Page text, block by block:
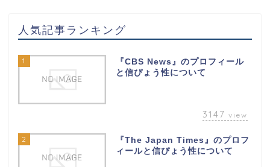
人気記事ランキング
1
『CBS News』のプロフィール
と信ぴょう性について
3147 view
2
『The Japan Times』のプロフ
ィールと信ぴょう性について